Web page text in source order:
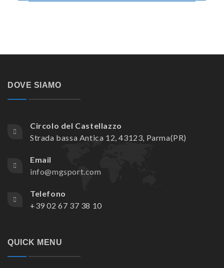
DOVE SIAMO
Circolo del Castellazzo
Strada bassa Antica 12, 43123, Parma(PR)
Email
info@mgsport.com
Telefono
+39 02 67 37 38 10
QUICK MENU